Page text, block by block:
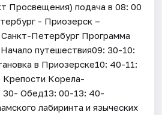
Просвещения) подача в 08: 00
- Приозерск –
Петербург Программа
путешествия09: 30-10:
в Приозерске10: 40-11:
Корела-
30- Обед13: 00-13: 40-
лабиринта и языческих